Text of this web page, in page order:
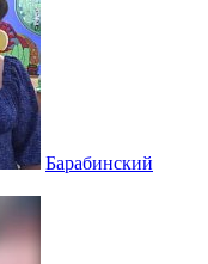
Барабинский